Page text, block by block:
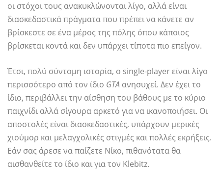
οι στόχοι τους ανακυκλώνονται λίγο, αλλά είναι
διασκεδαστικά πράγματα που πρέπει να κάνετε αν
βρίσκεστε σε ένα μέρος της πόλης όπου κάποιος
βρίσκεται κοντά και δεν υπάρχει τίποτα πιο επείγον.
Έτσι, πολύ σύντομη ιστορία, ο single-player είναι λίγο
περισσότερο από τον ίδιο GTA ανησυχεί. Δεν έχει το
ίδιο, περιβάλλει την αίσθηση του βάθους με το κύριο
παιχνίδι αλλά σίγουρα αρκετό για να ικανοποιήσει. Οι
αποστολές είναι διασκεδαστικές, υπάρχουν μερικές
χιούμορ και μελαγχολικές στιγμές και πολλές εκρήξεις.
Εάν σας άρεσε να παίζετε Νίκο, πιθανότατα θα
αισθανθείτε το ίδιο και για τον Klebitz.